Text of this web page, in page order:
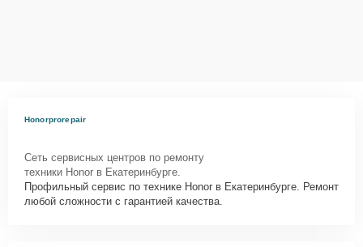
Honorprorepair
Сеть сервисных центров по ремонту
техники Honor в Екатеринбурге.
Профильный сервис по технике Honor в Екатеринбурге. Ремонт
любой сложности с гарантией качества.